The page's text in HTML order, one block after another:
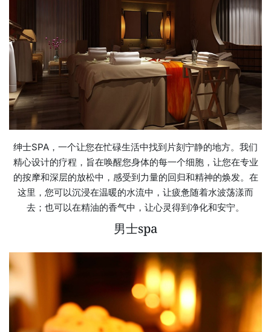
绅士SPA，一个让您在忙碌生活中找到片刻宁静的地方。我们
精心设计的疗程，旨在唤醒您身体的每一个细胞，让您在专业
的按摩和深层的放松中，感受到力量的回归和精神的焕发。在
这里，您可以沉浸在温暖的水流中，让疲惫随着水波荡漾而
去；也可以在精油的香气中，让心灵得到净化和安宁。
男士spa